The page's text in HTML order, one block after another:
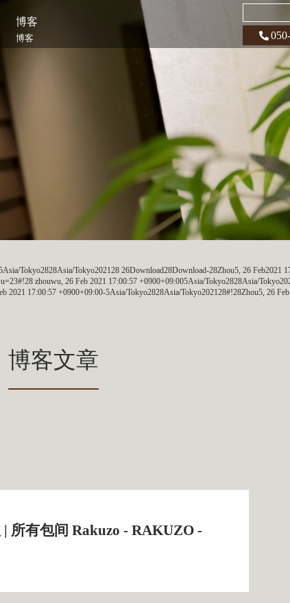
博客
博客
Tokyo2828Asia/Tokyo202128 26Download28Download-28Zhou5, 26 Feb2021
zhouwu, 26 Feb 2021 17:00:57 +0900+09:005Asia/Tokyo2828Asia/
17:00:57 +0900+09:00-5Asia/Tokyo2828Asia/Tokyo202128#!28Zhou5, 26
博客文章
所有包间 Rakuzo - RAKUZO -